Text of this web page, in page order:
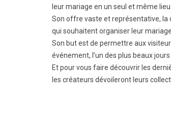
leur mariage en un seul et même lieu
Son offre vaste et représentative, la
qui souhaitent organiser leur
Son but est de permettre aux
événement, l’un des plus beaux
Et pour vous faire découvrir les
les créateurs dévoileront leurs